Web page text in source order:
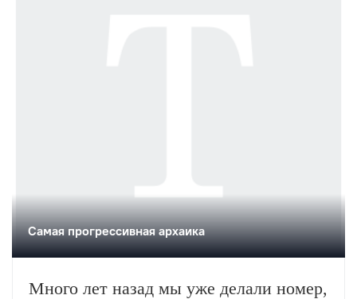
Самая прогрессивная архаика
Много лет назад мы уже делали номер,